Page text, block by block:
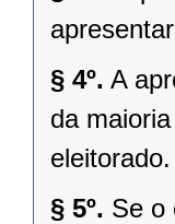
§ 4º. A
da
eleitorado.
§ 5º. Se o